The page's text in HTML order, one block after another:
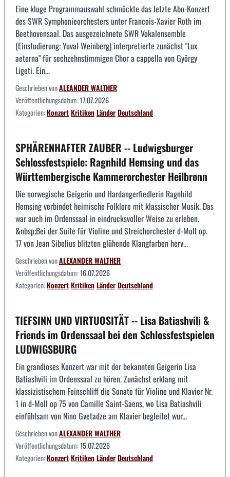
Eine kluge Programmauswahl schmückte das letzte Abo-Konzert
des SWR Symphonieorchesters unter Francois-Xavier Roth im
Beethovensaal. Das ausgezeichnete SWR Vokalensemble
(Einstudierung: Yuval Weinberg) interpretierte zunächst "Lux
aeterna" für sechzehnstimmigen Chor a cappella von György
Ligeti. Ein...
Geschrieben vonALEANDER WALTHER
Veröffentlichungsdatum:17.07.2026
Kategorien:KonzertKritikenLänderDeutschland
SPHÄRENHAFTER ZAUBER -- Ludwigsburger
Schlossfestspiele: Ragnhild Hemsing und das
Württembergische Kammerorchester Heilbronn
Die norwegische Geigerin und Hardangerfiedlerin Ragnhild
Hemsing verbindet heimische Folklore mit klassischer Musik. Das
war auch im Ordenssaal in eindrucksvoller Weise zu erleben.
&nbsp;Bei der Suite für Violine und Streichorchester d-Moll op.
17 von Jean Sibelius blitzten glühende Klangfarben herv...
Geschrieben vonALEXANDER WALTHER
Veröffentlichungsdatum:16.07.2026
Kategorien:KonzertKritikenLänderDeutschland
TIEFSINN UND VIRTUOSITÄT -- Lisa Batiashvili &
Friends im Ordenssaal bei den Schlossfestspielen
LUDWIGSBURG
Ein grandioses Konzert war mit der bekannten Geigerin Lisa
Batiashvili im Ordenssaal zu hören. Zunächst erklang mit
klassizistischem Feinschliff die Sonate für Violine und Klavier Nr.
1 in d-Moll op 75 von Camille Saint-Saens, wo Lisa Batiashvili
einfühlsam von Nino Gvetadze am Klavier begleitet wur...
Geschrieben vonALEXANDER WALTHER
Veröffentlichungsdatum:15.07.2026
Kategorien:KonzertKritikenLänderDeutschland